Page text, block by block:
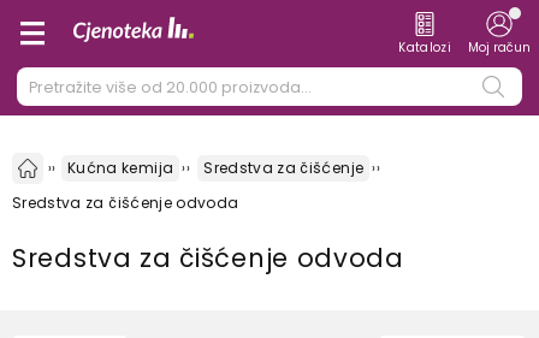
Katalozi Moj račun
Kućna kemija
Sredstva za čišćenje
Sredstva za čišćenje odvoda
Sredstva za čišćenje odvoda